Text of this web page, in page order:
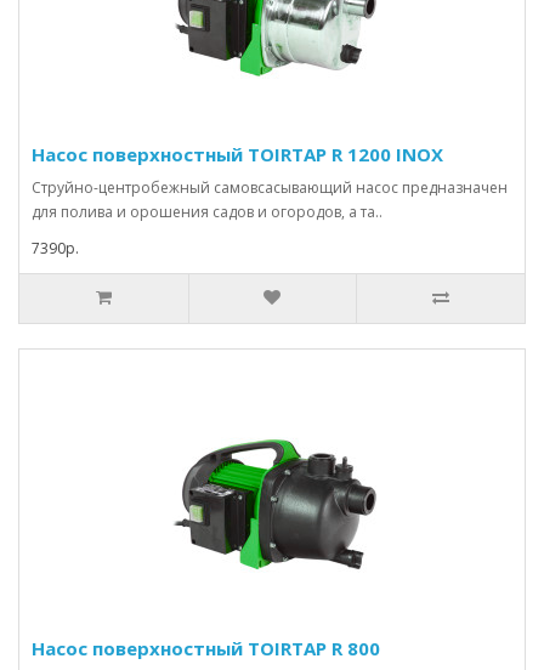
Насос поверхностный TOIRTAP R 1200 INOX
Струйно-центробежный самовсасывающий насос предназначен
для полива и орошения садов и огородов, а та..
7390р.
Насос поверхностный TOIRTAP R 800